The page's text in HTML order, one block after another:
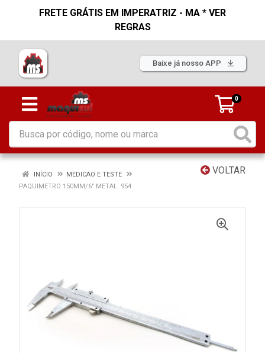
FRETE GRÁTIS EM IMPERATRIZ - MA * VER
REGRAS
Baixe já nosso APP
0
VOLTAR
INÍCIO
MEDICAO E TESTE
PAQUIMETRO 150MM/6" METAL. 954